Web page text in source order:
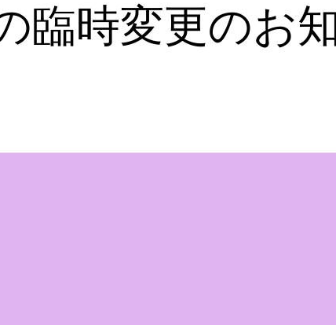
臨時変更のお